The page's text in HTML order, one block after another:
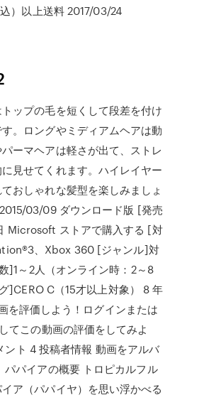
）以上送料 2017/03/24
ップの毛を短くして段差を付け
。ロングやミディアムヘアは動
ーマヘアは軽さが出て、ストレ
見せてくれます。ハイレイヤー
おしゃれな髪型を楽しみましょ
03/09 ダウンロード版 [発売
Microsoft ストアで購入する [対
、Xbox 360 [ジャンル]対
]1～2人（オンライン時：2～8
]CERO C（15才以上対象） 8 年
を評価しよう！ログインまたは
てこの動画の評価をしてみよ
ント 4 投稿者情報 動画をアルバ
パパイアの概要 トロピカルフル
ア（パパイヤ）を思い浮かべる